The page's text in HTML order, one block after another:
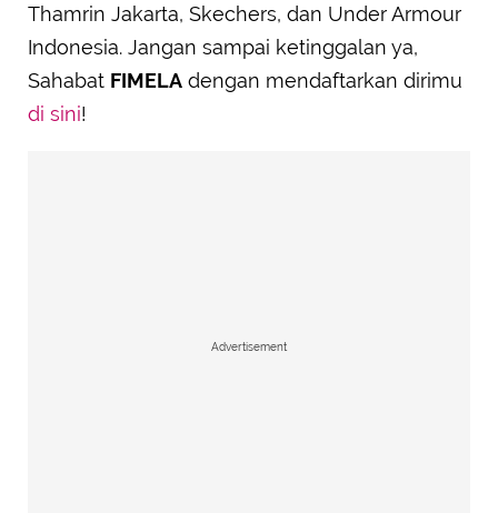
Thamrin Jakarta, Skechers, dan Under Armour
Indonesia. Jangan sampai ketinggalan ya,
Sahabat FIMELA dengan mendaftarkan dirimu
di sini!
Advertisement